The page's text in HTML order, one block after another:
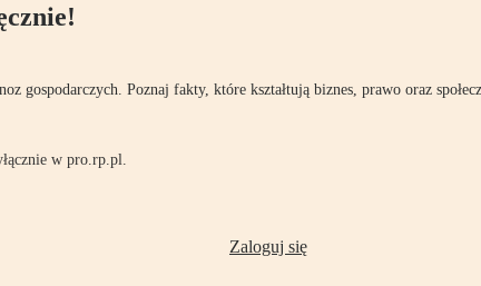
gospodarczych. Poznaj fakty, które kształtują biznes, prawo oraz
w pro.rp.pl.
Zaloguj się